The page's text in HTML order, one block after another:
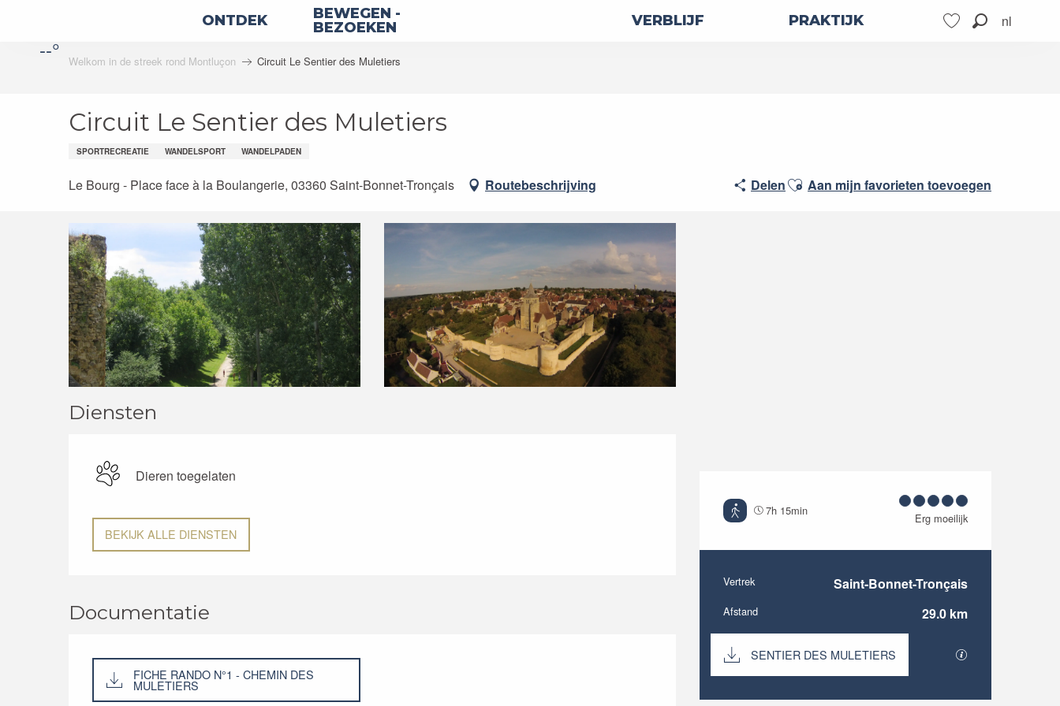
contenu
nl
--°
ONTDEK
BEWEGEN -
BEZOEKEN
VERBLIJF PRAKTIJK
Welkom in de streek rond Montluçon Circuit Le Sentier des Muletiers
Circuit Le Sentier des Muletiers
SPORTRECREATIE WANDELSPORT WANDELPADEN
Le Bourg - Place face à la Boulangerie, 03360 Saint-Bonnet-Tronçais Routebeschrijving DelenAjouter aux favoris
Aan mijn favorieten toevoegen
7h 15min
Erg moeilijk
Praktische
Vertrek Saint-Bonnet-Tronçais
Afstand 29.0 km
Documentatie
SENTIER DES MULETIERS Met GPX / KML-
Diensten
Dieren toegelaten
BEKIJK ALLE DIENSTEN
Documentatie
FICHE RANDO N°1 - CHEMIN DES
MULETIERS